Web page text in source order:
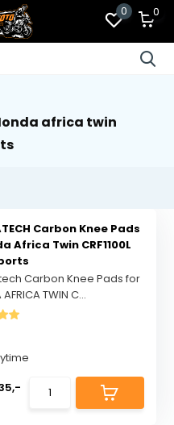
0 0
africa twin
Carbon Knee Pads
Africa Twin CRF1100L
Carbon Knee Pads for
TWIN C...